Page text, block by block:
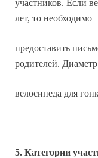
участников. Если
лет, то необходимо
предоставить
родителей. Диаметр
велосипеда для
5. Категории